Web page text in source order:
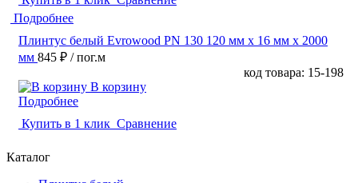
Подробнее
Плинтус белый Evrowood PN 130 120 мм х 16 мм х 2000
мм 845 ₽ / пог.м
код товара: 15-198
В корзину
Подробнее
Купить в 1 клик Сравнение
Каталог